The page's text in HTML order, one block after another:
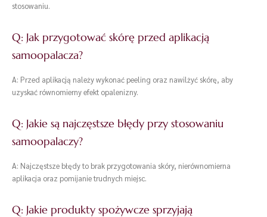
stosowaniu.
Q: Jak przygotować skórę przed aplikacją
samoopalacza?
A: Przed aplikacją należy wykonać peeling oraz nawilżyć skórę, aby
uzyskać równomierny efekt opalenizny.
Q: Jakie są najczęstsze błędy przy stosowaniu
samoopalaczy?
A: Najczęstsze błędy to brak przygotowania skóry, nierównomierna
aplikacja oraz pomijanie trudnych miejsc.
Q: Jakie produkty spożywcze sprzyjają